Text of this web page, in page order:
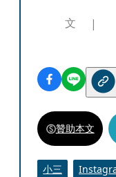
文
贊助本文
小三